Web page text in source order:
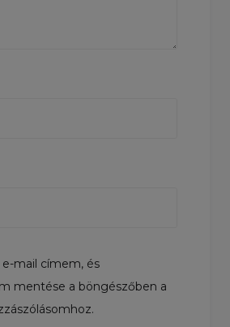
mail címem, és
mentése a böngészőben a